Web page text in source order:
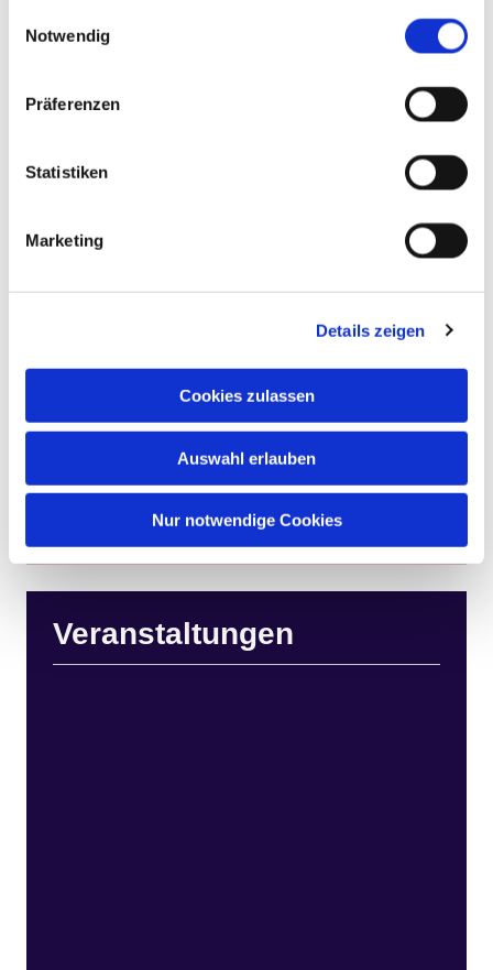
Notwendig
Präferenzen
Statistiken
Marketing
Details zeigen
Cookies zulassen
Auswahl erlauben
Nur notwendige Cookies
Veranstaltungen